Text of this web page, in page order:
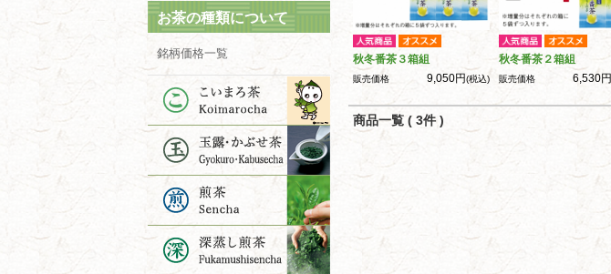
お茶の種類について
銘柄価格一覧 秋冬番茶３箱組
販売価格 9,050円(税込)
秋冬番茶２箱組
販売価格 6,530円
商品一覧 ( 3件 )